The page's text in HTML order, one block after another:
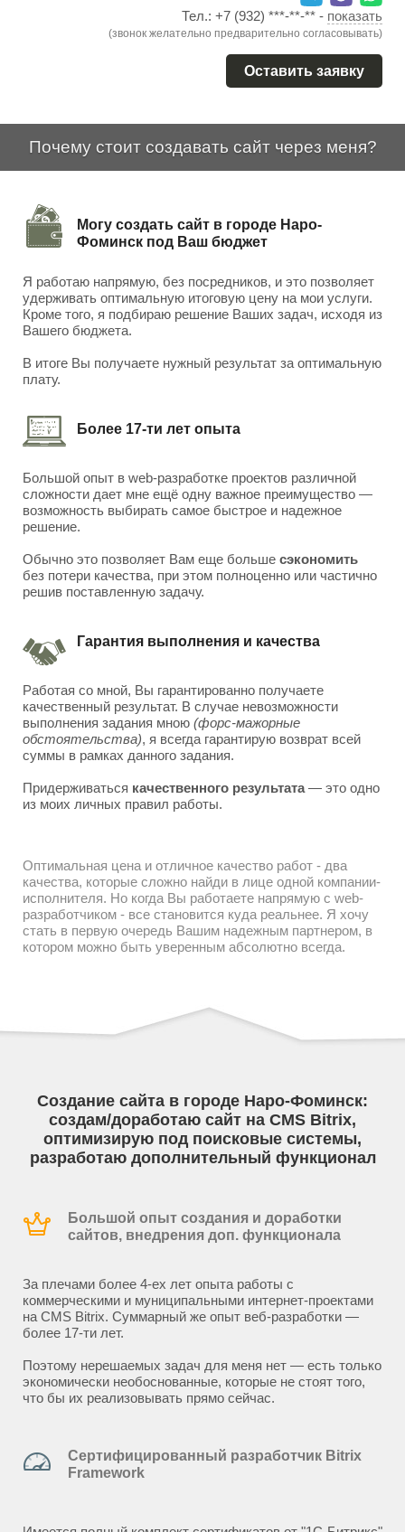
Тел.: +7 (932) ***-**-** - показать
(звонок желательно предварительно согласовывать)
Оставить заявку
Почему стоит создавать сайт через меня?
Могу создать сайт в городе Наро-
Фоминск под Ваш бюджет
Я работаю напрямую, без посредников, и это позволяет
удерживать оптимальную итоговую цену на мои услуги.
Кроме того, я подбираю решение Ваших задач, исходя из
Вашего бюджета.
В итоге Вы получаете нужный результат за оптимальную
плату.
Более 17-ти лет опыта
Большой опыт в web-разработке проектов различной
сложности дает мне ещё одну важное преимущество —
возможность выбирать самое быстрое и надежное
решение.
Обычно это позволяет Вам еще больше сэкономить
без потери качества, при этом полноценно или частично
решив поставленную задачу.
Гарантия выполнения и качества
Работая со мной, Вы гарантированно получаете
качественный результат. В случае невозможности
выполнения задания мною (форс-мажорные
обстоятельства), я всегда гарантирую возврат всей
суммы в рамках данного задания.
Придерживаться качественного результата— это одно
из моих личных правил работы.
Оптимальная цена и отличное качество работ - два
качества, которые сложно найди в лице одной компании-
исполнителя. Но когда Вы работаете напрямую с web-
разработчиком - все становится куда реальнее. Я хочу
стать в первую очередь Вашим надежным партнером, в
котором можно быть уверенным абсолютно всегда.
Создание сайта в городе Наро-Фоминск:
создам/доработаю сайт на CMS Bitrix,
оптимизирую под поисковые системы,
разработаю дополнительный функционал
Большой опыт создания и доработки
сайтов, внедрения доп. функционала
За плечами более 4-ех лет опыта работы с
коммерческими и муниципальными интернет-проектами
на CMS Bitrix. Суммарный же опыт веб-разработки —
более 17-ти лет.
Поэтому нерешаемых задач для меня нет — есть только
экономически необоснованные, которые не стоят того,
что бы их реализовывать прямо сейчас.
Сертифицированный разработчик Bitrix
Framework